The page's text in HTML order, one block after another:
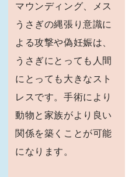
マウンディング、メス
うさぎの縄張り意識に
よる攻撃や偽妊娠は、
うさぎにとっても人間
にとっても大きなスト
レスです。手術により
動物と家族がより良い
関係を築くことが可能
になります。